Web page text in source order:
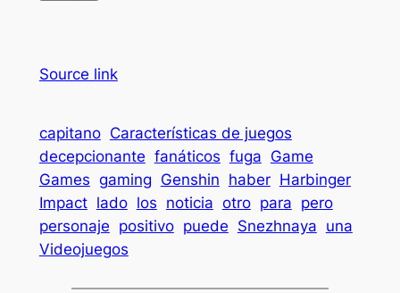
Source link
capitano Características de juegos
decepcionante fanáticos fuga Game
Games gaming Genshin haber Harbinger
Impact lado los noticia otro para pero
personaje positivo puede Snezhnaya una
Videojuegos